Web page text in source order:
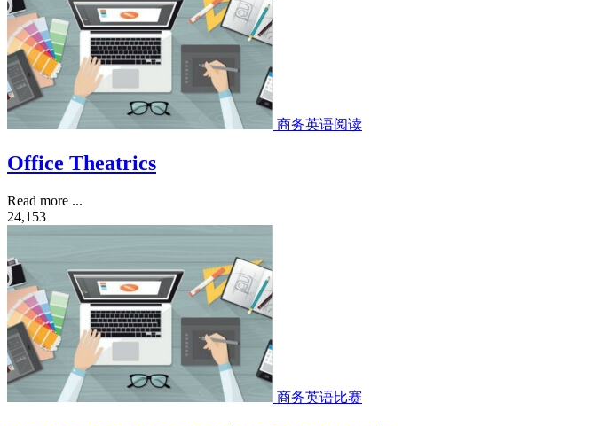
商务英语阅读
Office Theatrics
Read more ...
24,153
商务英语比赛